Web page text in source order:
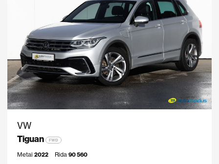
VW
Tiguan
FWD
Metai 2022 Rida 90 560